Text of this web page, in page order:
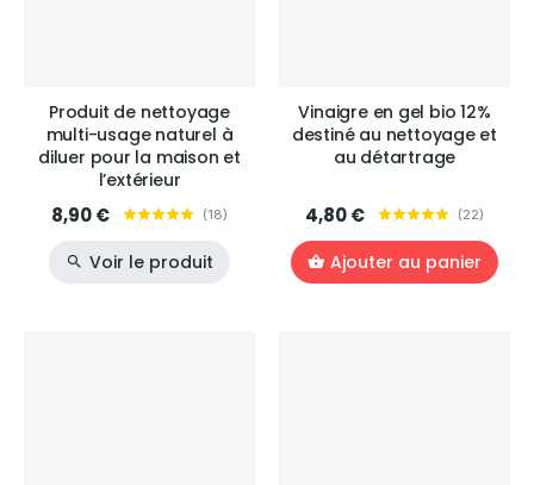
Produit de nettoyage
multi-usage naturel à
diluer pour la maison et
l’extérieur
8,90 € (18)
Voir le produit
Vinaigre en gel bio 12%
destiné au nettoyage et
au détartrage
4,80 € (22)
Ajouter au panier